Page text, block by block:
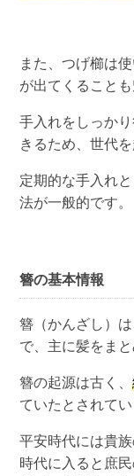
また、つげ櫛は
が出てくることも
手入れをしっか
きるため、世代
定期的な手入れ
法が一般的です。
簪の基本情報
簪（かんざし）
で、主に髪をま
簪の起源は古く、
ていたとされてい
平安時代には貴
時代に入ると庶